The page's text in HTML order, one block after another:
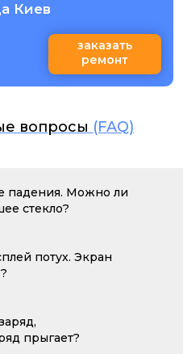
Киев
заказать
ремонт
вопросы (FAQ)
падения. Можно ли
стекло?
потух. Экран
прыгает?